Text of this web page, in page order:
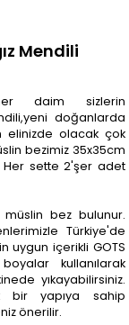
Mendili
her daim sizlerin
doğanlarda
elinizde olacak çok
bezimiz 35x35cm
Her sette 2'şer adet
bez bulunur.
Türkiye'de
uygun içerikli GOTS
kullanılarak
yıkayabilirsiniz.
bir yapıya sahip
önerilir.